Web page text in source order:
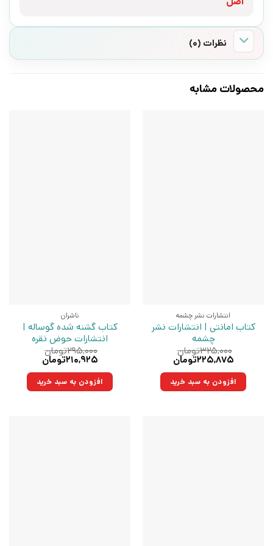
نظرات (0)
محصولات مشابه
انتشارات نشر چشمه
کتاب امانتی | انتشارات نشر
چشمه
۳۲۵,۰۰۰تومان
قیمت
۳۲۵,۰۰۰تومان
بود.
۲۲۵,۸۷۵تومان
۲۲۵,۸۷۵تومان.افزودن به سبد خرید
ناشران
کتاب گشنه شده گوساله |
انتشارات حوض نقره
۲۹۵,۰۰۰تومان
قیمت
۲۹۵,۰۰۰تومان
بود.
۲۱۰,۹۲۵تومان
۲۱۰,۹۲۵تومان.افزودن به سبد خرید